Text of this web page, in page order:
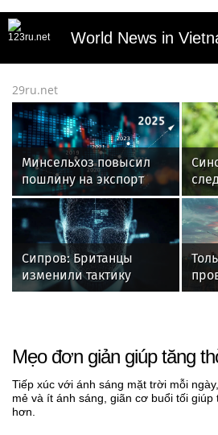
World News in
29ru.net
Минсельхоз повысил
пошлину на экспорт
пшеницы с 12 августа
Сипров: Британцы
изменили тактику
после давления России
Mẹo đơn giản giúp tăng
Tiếp xúc với ánh sáng mặt trời mỗi
mẻ và ít ánh sáng, giãn cơ buổi tối giúp
hơn.